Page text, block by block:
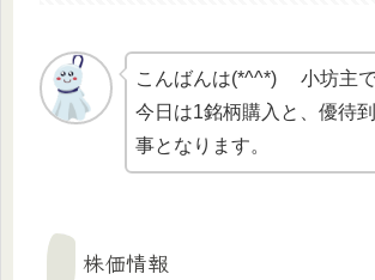
こんばんは(*^^*) 小坊主で
今日は1銘柄購入と、優待
事となります。
株価情報